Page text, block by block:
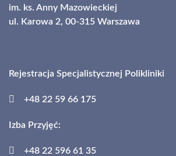
im. ks. Anny Mazowieckiej
ul. Karowa 2, 00-315 Warszawa
Rejestracja Specjalistycznej Polikliniki
+48 22 59 66 175
Izba Przyjęć:
+48 22 596 61 35